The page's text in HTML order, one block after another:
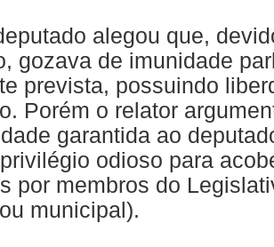
alegou que,
gozava de imunidade
prevista, possuindo
Porém o relator
garantida ao
odioso para
por membros do
municipal).